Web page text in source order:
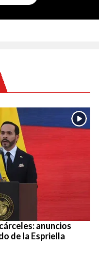
anuncios
de la Espriella